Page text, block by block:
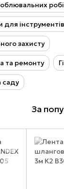
інструментів
захисту
та ремонту
саду
За